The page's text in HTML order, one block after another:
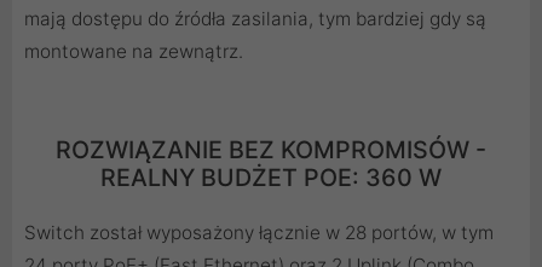
mają dostępu do źródła zasilania, tym bardziej gdy są
montowane na zewnątrz.
ROZWIĄZANIE BEZ KOMPROMISÓW -
REALNY BUDŻET POE: 360 W
Switch został wyposażony łącznie w 28 portów, w tym